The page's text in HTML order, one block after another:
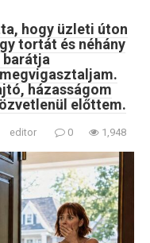
hogy üzleti úton
tortát és néhány
barátja
házasságom
előttem.
editor 0 1,948